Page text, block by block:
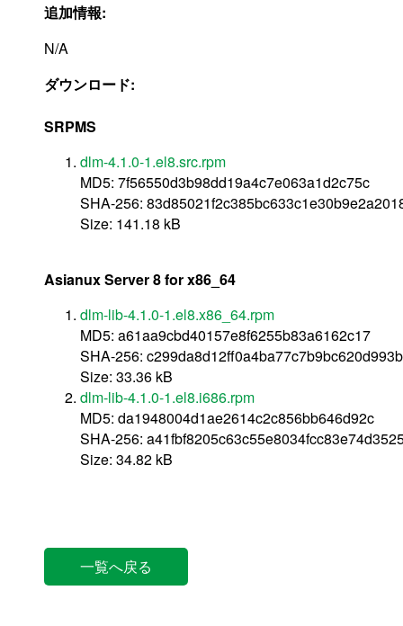
追加情報:
N/A
ダウンロード:
SRPMS
dlm-4.1.0-1.el8.src.rpm
MD5: 7f56550d3b98dd19a4c7e063a1d2c75c
SHA-256:
Size: 141.18 kB
Asianux Server 8 for x86_64
dlm-lib-4.1.0-1.el8.x86_64.rpm
MD5: a61aa9cbd40157e8f6255b83a6162c17
SHA-256:
Size: 33.36 kB
dlm-lib-4.1.0-1.el8.i686.rpm
MD5: da1948004d1ae2614c2c856bb646d92c
SHA-256:
Size: 34.82 kB
一覧へ戻る